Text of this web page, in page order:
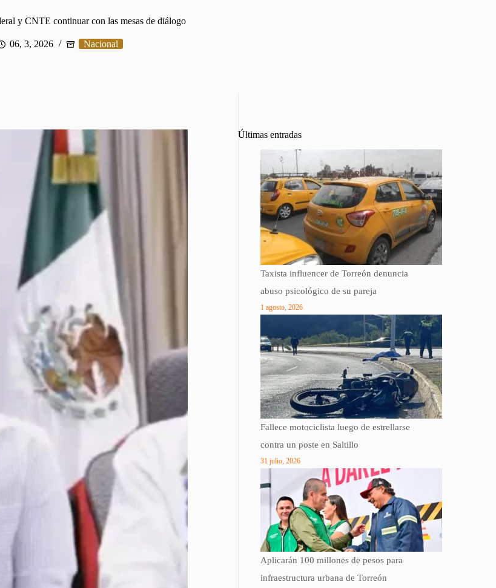
y CNTE continuar con las mesas de diálogo
06, 3, 2026 Nacional
Últimas entradas
Taxista influencer de Torreón denuncia
abuso psicológico de su pareja
1 agosto, 2026
Fallece motociclista luego de estrellarse
contra un poste en Saltillo
31 julio, 2026
Aplicarán 100 millones de pesos para
infraestructura urbana de Torreón